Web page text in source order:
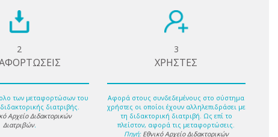
2
των μεταφορτώσων του
διατριβής.
Αρχείο Διδακτορικών
Διατριβών.
3
ΧΡΗΣΤΕΣ
Αφορά στους συνδεδεμένους στο σύστημα
χρήστες οι οποίοι έχουν αλληλεπιδράσει με
τη διδακτορική διατριβή. Ως επί το
πλείστον, αφορά τις μεταφορτώσεις.
Πηγή: Εθνικό Αρχείο Διδακτορικών